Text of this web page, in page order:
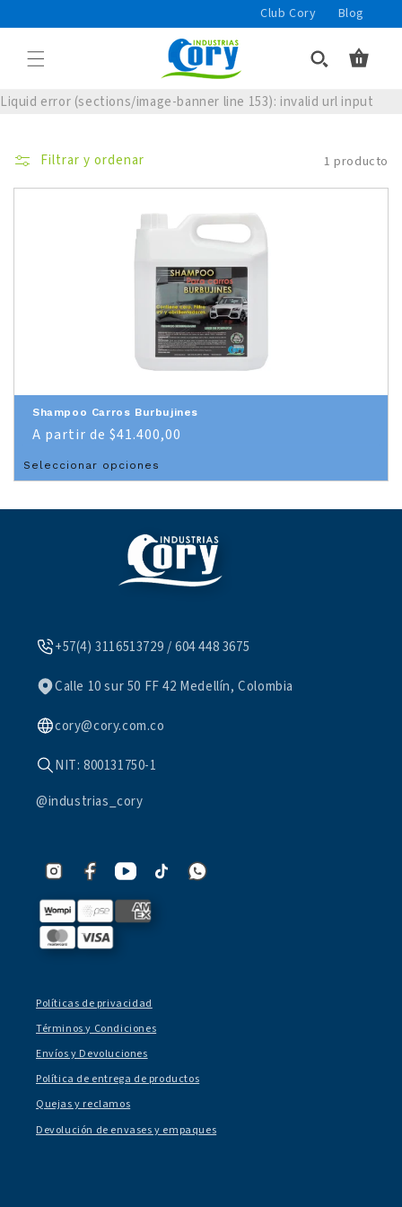
Club Cory Blog
Carrito
Liquid error (sections/image-banner line 153): invalid url input
Filtrar y ordenar 1 producto
Shampoo Carros Burbujines
Precio
habitual
A partir de $41.400,00
Seleccionar opciones
+57(4) 3116513729 / 604 448 3675
Calle 10 sur 50 FF 42 Medellín, Colombia
cory@cory.com.co
NIT: 800131750-1
@industrias_cory
Políticas de privacidad
Términos y Condiciones
Envíos y Devoluciones
Política de entrega de productos
Quejas y reclamos
Devolución de envases y empaques